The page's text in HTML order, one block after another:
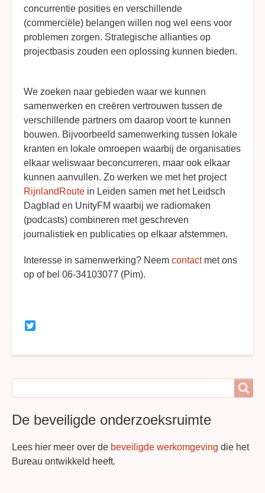
concurrentie posities en verschillende
(commerciële) belangen willen nog wel eens voor
problemen zorgen. Strategische allianties op
projectbasis zouden een oplossing kunnen bieden.
We zoeken naar gebieden waar we kunnen
samenwerken en creëren vertrouwen tussen de
verschillende partners om daarop voort te kunnen
bouwen. Bijvoorbeeld samenwerking tussen lokale
kranten en lokale omroepen waarbij de organisaties
elkaar weliswaar beconcurreren, maar ook elkaar
kunnen aanvullen. Zo werken we met het project
RijnlandRoute in Leiden samen met het Leidsch
Dagblad en UnityFM waarbij we radiomaken
(podcasts) combineren met geschreven
journalistiek en publicaties op elkaar afstemmen.
Interesse in samenwerking? Neem contactmet ons
op of bel 06-34103077 (Pim).
De beveiligde onderzoeksruimte
Lees hier meer over de beveiligde werkomgeving die het
Bureau ontwikkeld heeft.